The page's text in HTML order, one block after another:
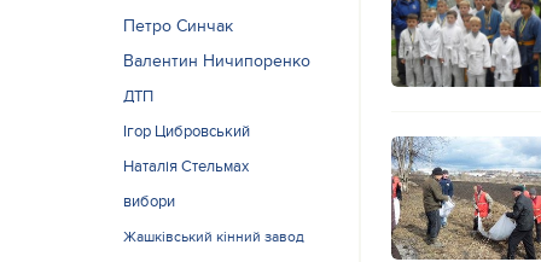
Петро Синчак
Валентин Ничипоренко
ДТП
Ігор Цибровський
Наталія Стельмах
вибори
Жашківський кінний завод